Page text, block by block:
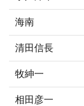
海南
清田信長
牧紳一
相田彦一